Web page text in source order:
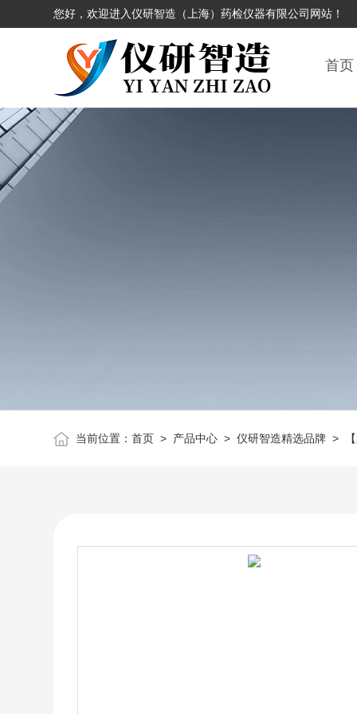
您好，欢迎进入仪研智造（上海）药检仪器有限公司网站！
首页
当前位置：首页 > 产品中心 >仪研智造精选品牌 >